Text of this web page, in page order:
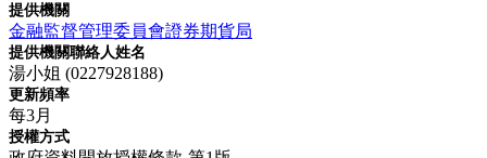
提供機關
金融監督管理委員會證券期貨局
提供機關聯絡人姓名
湯小姐 (0227928188)
更新頻率
每3月
授權方式